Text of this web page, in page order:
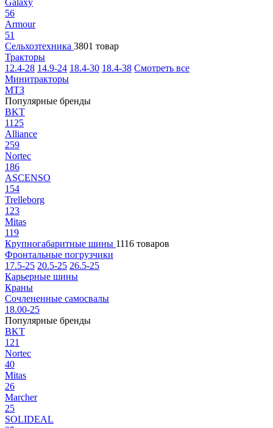
Galaxy
56
Armour
51
Сельхозтехника 3801 товар
Тракторы
12.4-28 14.9-24 18.4-30 18.4-38 Смотреть все
Минитракторы
МТЗ
Популярные бренды
BKT
1125
Alliance
259
Nortec
186
ASCENSO
154
Trelleborg
123
Mitas
119
Крупногабаритные шины 1116 товаров
Фронтальные погрузчики
17.5-25 20.5-25 26.5-25
Карьерные шины
Краны
Сочлененные самосвалы
18.00-25
Популярные бренды
BKT
121
Nortec
40
Mitas
26
Marcher
25
SOLIDEAL